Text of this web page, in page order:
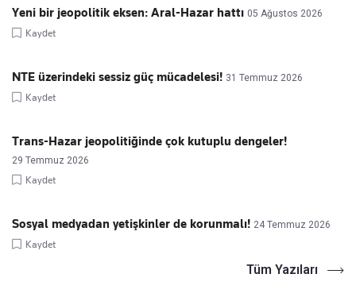
Yeni bir jeopolitik eksen: Aral-Hazar hattı 05 Ağustos 2026
Kaydet
NTE üzerindeki sessiz güç mücadelesi! 31 Temmuz 2026
Kaydet
Trans-Hazar jeopolitiğinde çok kutuplu dengeler!
29 Temmuz 2026
Kaydet
Sosyal medyadan yetişkinler de korunmalı! 24 Temmuz 2026
Kaydet
Tüm Yazıları